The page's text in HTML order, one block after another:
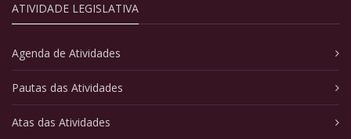
ATIVIDADE LEGISLATIVA
Agenda de Atividades
Pautas das Atividades
Atas das Atividades